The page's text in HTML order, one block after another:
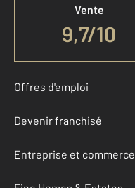
Vente
9,7/10
Offres d'emploi
Devenir franchisé
Entreprise et commerce